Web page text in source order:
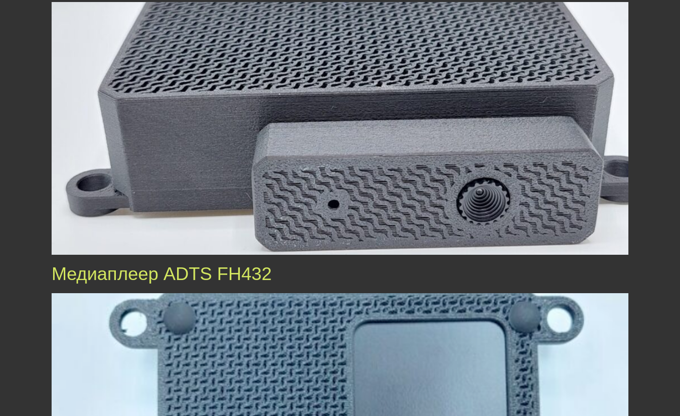
Медиаплеер ADTS FH432